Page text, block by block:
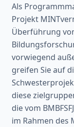
Als
Projekt
Überführung
vorwiegend
greifen Sie auf
diese
die vom
im Rahmen des